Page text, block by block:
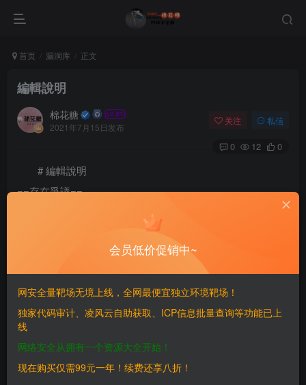
首页 漏洞库 正文
編輯說明
棉花糖
2021年7月15日发布
关注 私信
0 12 0
# 編輯說明
==存在爭議==
{| style="margin: auto; width: 750px;"
| style="text-align: left; margin: 1em 1em 1em 0;
{| cellspacing="2px"
| valign="middle" | [[Image:Warn1.png|50px]]
| 這個頁面存在爭議，因此頁面內容存在不確定性。
| style=”text-align: left; margin: 1em 1em 1em 0; border: 1px
solid #20A3C0; padding: .2em;” |
会员低价促销中~
网安全量靶场无境上线，全网最便宜独立环境靶场！
独家代码审计、凌风云自助获取、ICP信息批量查询等功能已上
线
网络安全从拥有一个资源大全开始！
现在购买仅需99元一年！续费还享八折！